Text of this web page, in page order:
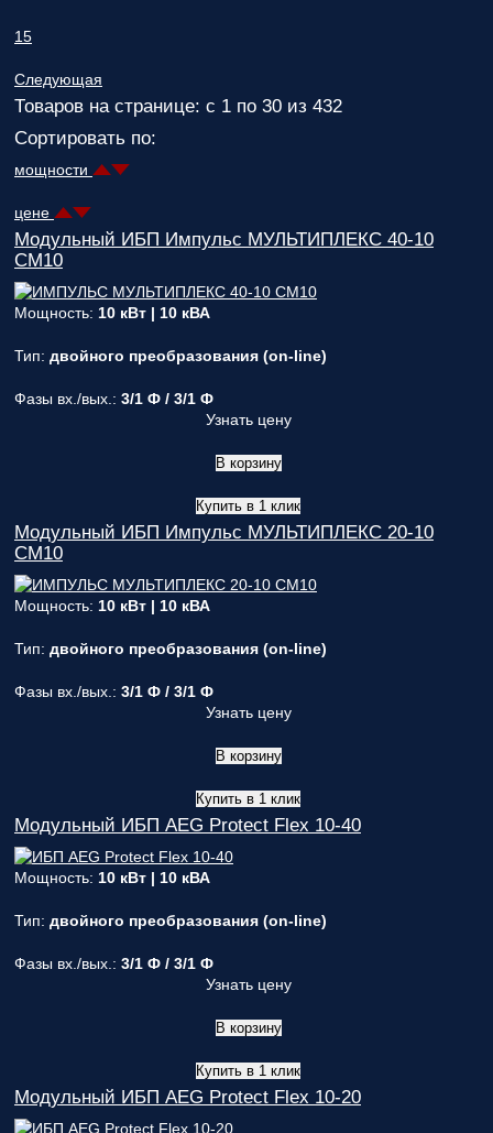
15
Следующая
Товаров на странице: с 1 по 30 из 432
Сортировать по:
мощности
цене
Модульный ИБП Импульс МУЛЬТИПЛЕКС 40-10
СМ10
Мощность: 10 кВт | 10 кВА
Тип: двойного преобразования (on-line)
Фазы вх./вых.: 3/1 Ф / 3/1 Ф
Узнать цену
В корзину
Купить в 1 клик
Модульный ИБП Импульс МУЛЬТИПЛЕКС 20-10
СМ10
Мощность: 10 кВт | 10 кВА
Тип: двойного преобразования (on-line)
Фазы вх./вых.: 3/1 Ф / 3/1 Ф
Узнать цену
В корзину
Купить в 1 клик
Модульный ИБП AEG Protect Flex 10-40
Мощность: 10 кВт | 10 кВА
Тип: двойного преобразования (on-line)
Фазы вх./вых.: 3/1 Ф / 3/1 Ф
Узнать цену
В корзину
Купить в 1 клик
Модульный ИБП AEG Protect Flex 10-20